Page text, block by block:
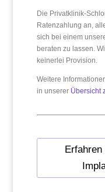
Die Privatklinik-
Ratenzahlung an,
sich bei einem
beraten zu lassen.
keinerlei Provision.
Weitere
in unserer Übersicht